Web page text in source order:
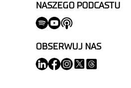
NASZEGO PODCASTU
OBSERWUJ NAS